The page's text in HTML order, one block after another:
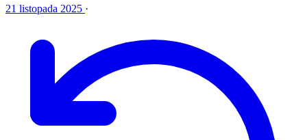
21 listopada 2025 ·